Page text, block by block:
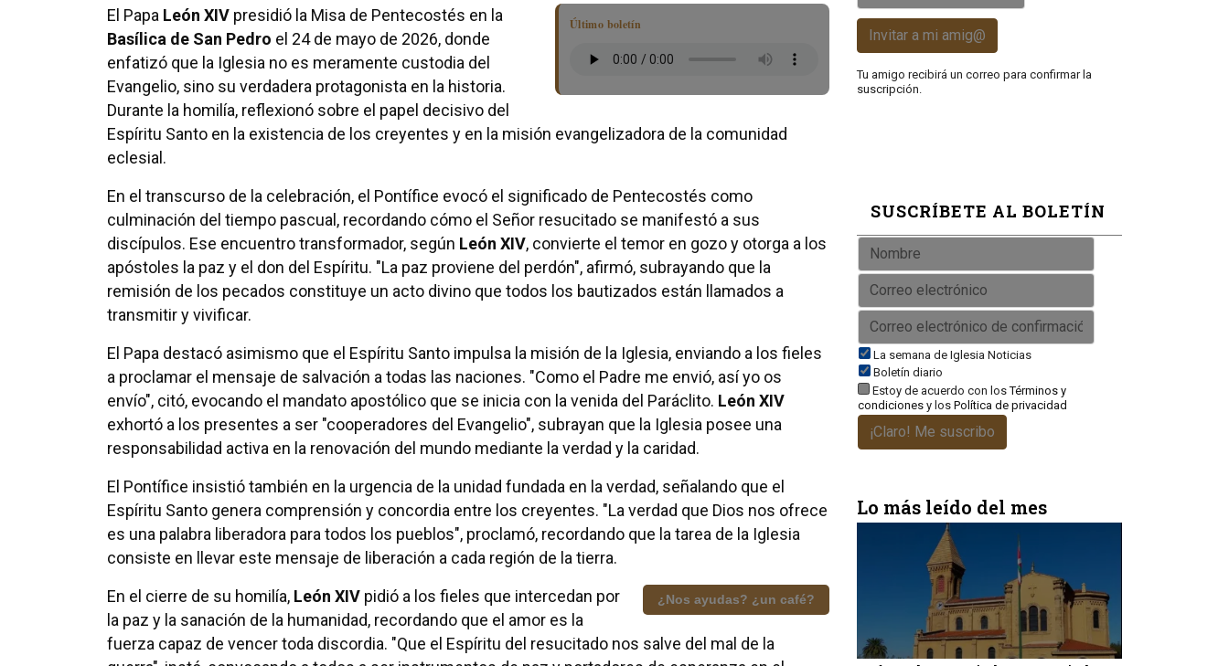
Último boletín
El Papa León XIV presidió la Misa de Pentecostés en la
Basílica de San Pedro el 24 de mayo de 2026, donde
enfatizó que la Iglesia no es meramente custodia del
Evangelio, sino su verdadera protagonista en la historia.
Durante la homilía, reflexionó sobre el papel decisivo del
Espíritu Santo en la existencia de los creyentes y en la misión evangelizadora de la comunidad
eclesial.
En el transcurso de la celebración, el Pontífice evocó el significado de Pentecostés como
culminación del tiempo pascual, recordando cómo el Señor resucitado se manifestó a sus
discípulos. Ese encuentro transformador, según León XIV, convierte el temor en gozo y otorga a los
apóstoles la paz y el don del Espíritu. "La paz proviene del perdón", afirmó, subrayando que la
remisión de los pecados constituye un acto divino que todos los bautizados están llamados a
transmitir y vivificar.
El Papa destacó asimismo que el Espíritu Santo impulsa la misión de la Iglesia, enviando a los fieles
a proclamar el mensaje de salvación a todas las naciones. "Como el Padre me envió, así yo os
envío", citó, evocando el mandato apostólico que se inicia con la venida del Paráclito. León XIV
exhortó a los presentes a ser "cooperadores del Evangelio", subrayan que la Iglesia posee una
responsabilidad activa en la renovación del mundo mediante la verdad y la caridad.
El Pontífice insistió también en la urgencia de la unidad fundada en la verdad, señalando que el
Espíritu Santo genera comprensión y concordia entre los creyentes. "La verdad que Dios nos ofrece
es una palabra liberadora para todos los pueblos", proclamó, recordando que la tarea de la Iglesia
consiste en llevar este mensaje de liberación a cada región de la tierra.
¿Nos ayudas? ¿un café?
En el cierre de su homilía, León XIV pidió a los fieles que intercedan por
la paz y la sanación de la humanidad, recordando que el amor es la
fuerza capaz de vencer toda discordia. "Que el Espíritu del resucitado nos salve del mal de la
Invitar a mi amig@
Tu amigo recibirá un correo para confirmar la
suscripción.
SUSCRÍBETE AL BOLETÍN
La semana de Iglesia Noticias
Boletín diario
Estoy de acuerdo con losTérminos y
condiciones y los Política de privacidad
¡Claro! Me suscribo
Lo más leído del mes